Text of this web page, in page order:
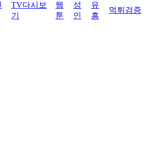
TV다시보
기
웹
툰
성
인
유
흥
먹튀검증